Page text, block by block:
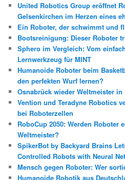
n
United Robotics Group eröffnet
Gelsenkirchen im Herzen eines
Ein Roboter, der schwimmt und
Bootsreinigung: Dieser Roboter
Sphero im Vergleich: Vom
Lernwerkzeug für MINT
Humanoide Roboter beim
den perfekten Wurf lernen?
Osnabrück wieder Weltmeister
Vention und Teradyne Robotics
bei Roboterzellen
RoboCup 2050: Werden Roboter
Weltmeister?
SpikerBot by Backyard Brains
Controlled Robots with Neural
Mensch gegen Roboter: Wer
Humanoide Robotik aus